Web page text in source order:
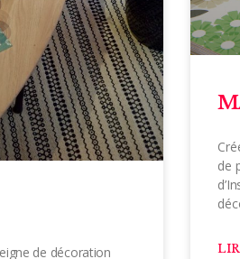
de décoration
de